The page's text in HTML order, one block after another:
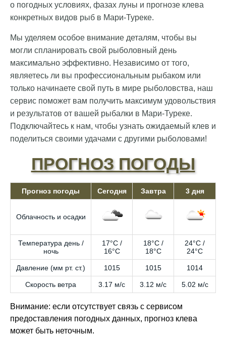
о погодных условиях, фазах луны и прогнозе клева
конкретных видов рыб в Мари-Туреке.
Мы уделяем особое внимание деталям, чтобы вы
могли спланировать свой рыболовный день
максимально эффективно. Независимо от того,
являетесь ли вы профессиональным рыбаком или
только начинаете свой путь в мире рыболовства, наш
сервис поможет вам получить максимум удовольствия
и результатов от вашей рыбалки в Мари-Туреке.
Подключайтесь к нам, чтобы узнать ожидаемый клев и
поделиться своими удачами с другими рыболовами!
ПРОГНОЗ ПОГОДЫ
Прогноз погоды Сегодня Завтра 3 дня
Облачность и осадки
Температура день /
ночь
17°C /
16°C
18°C /
18°C
24°C /
24°C
Давление (мм рт. ст.) 1015 1015 1014
Скорость ветра 3.17 м/с 3.12 м/с 5.02 м/с
Внимание: если отсутствует связь с сервисом
предоставления погодных данных, прогноз клева
может быть неточным.